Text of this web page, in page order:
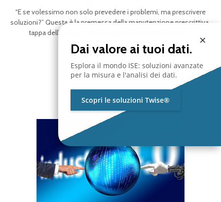
“E se volessimo non solo prevedere i problemi, ma prescrivere
soluzioni?” Questa è la premessa della manutenzione prescrittiva,
tappa dell’Industry 4.0, che prevede modelli di tipo
×
Dai valore ai tuoi dati.
Esplora il mondo ISE: soluzioni avanzate
per la misura e l'analisi dei dati.
Scopri le soluzioni Twise®